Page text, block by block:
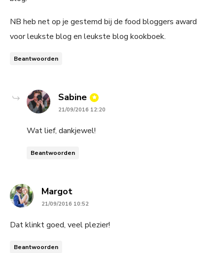
NB heb net op je gestemd bij de food bloggers award
voor leukste blog en leukste blog kookboek.
Beantwoorden
Sabine says:
21/09/2016 12:20
Wat lief, dankjewel!
Beantwoorden
Margotsays:
21/09/2016 10:52
Dat klinkt goed, veel plezier!
Beantwoorden